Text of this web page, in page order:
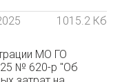
1015.2 Кб
МО ГО
№ 620-р "Об